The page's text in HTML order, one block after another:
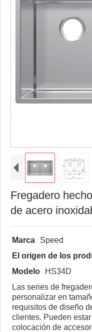
Fregadero
de acero
Marca
Speed
El origen de los
Modelo
HS34D
Las series de
personalizar en
requisitos de diseño
clientes. Pueden
colocación de